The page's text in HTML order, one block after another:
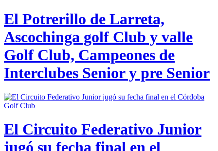
El Potrerillo de Larreta,
Ascochinga golf Club y valle
Golf Club, Campeones de
Interclubes Senior y pre Senior
El Circuito Federativo Junior
jugó su fecha final en el